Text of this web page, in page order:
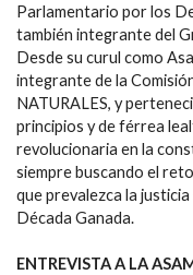
Parlamentario por los
también integrante del
Desde su curul como
integrante de la
NATURALES, y
principios y de férrea
revolucionaria en la
siempre buscando el
que prevalezca la
Década Ganada.
ENTREVISTA A LA